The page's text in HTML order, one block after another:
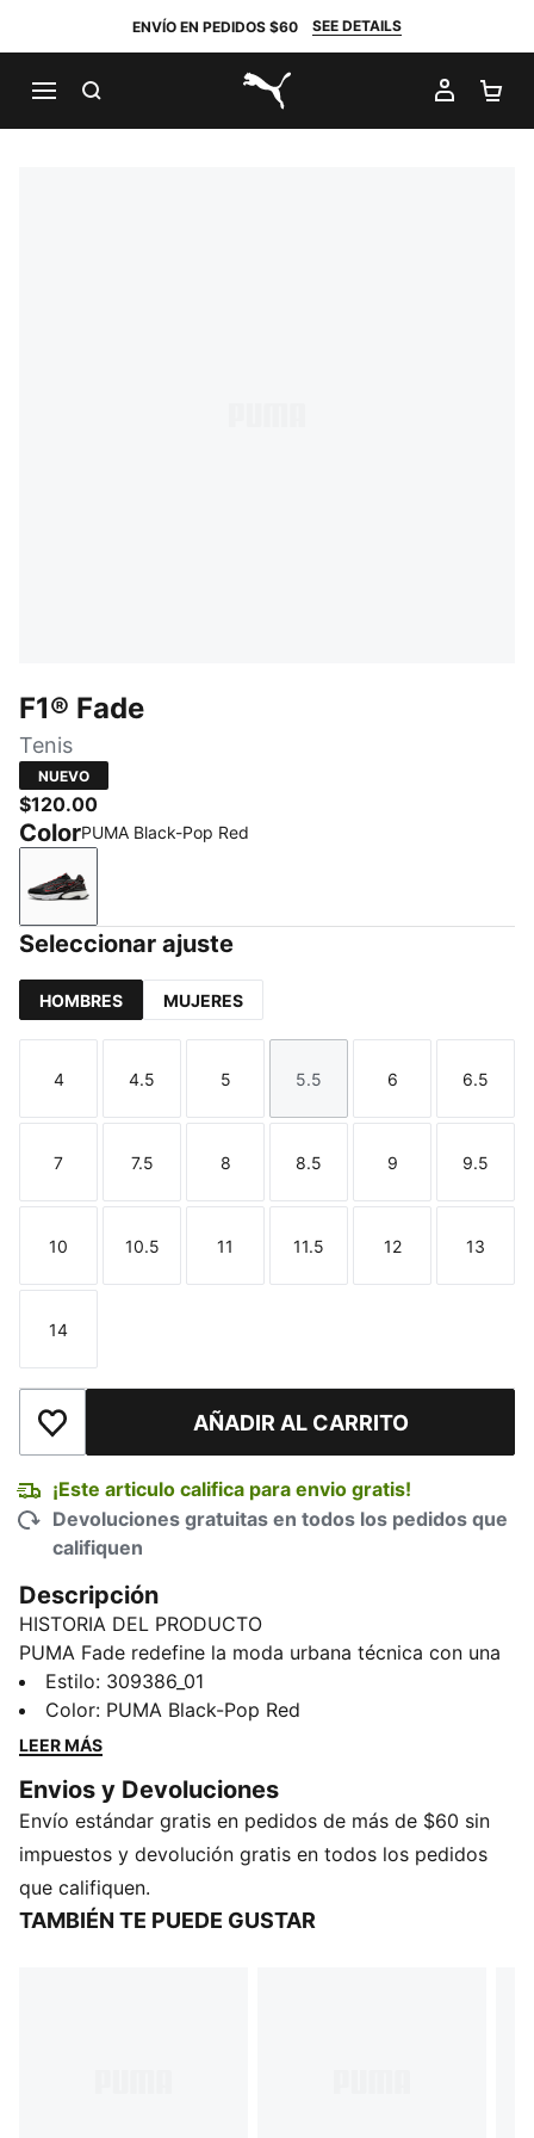
ENVÍO EN PEDIDOS $60 SEE DETAILS
PUMA.com
MI
F1® Fade
Tenis
NUEVO
$120.00
ColorPUMA Black-Pop Red
PUMA Black-Pop Red
Seleccionar ajuste
HOMBRES MUJERES
Talla
4
Talla
4.5
Talla
5
Talla
5.5
Talla
6
Talla
6.5
Talla
7
Talla
7.5
Talla
8
Talla
8.5
Talla
9
Talla
9.5
Talla
10
Talla
10.5
Talla
11
Talla
11.5
Talla
12
Talla
13
Talla
14
Añadir a la lista de deseosAÑADIR AL CARRITO
¡Este articulo califica para envio gratis!
Devoluciones gratuitas en todos los pedidos que
califiquen
Descripción
HISTORIA DEL PRODUCTO
PUMA Fade redefine la moda urbana técnica con una
silueta audaz y esculpida. Estos tenis F1® Fade
capturan la adrenalina de la pista con detalles de
diseño inspirados en las carreras.
Producto diseñado para: Lifestyle by PUMA
Ancho: regular
Cierre: cordones
Tipo de talón: plano
Detalles emblemáticos de la marca F1®
Estilo: 309386_01
Color: PUMA Black-Pop Red
LEER MÁS
Envios y Devoluciones
Envío estándar gratis en pedidos de más de $60 sin
impuestos y devolución gratis en todos los pedidos
que califiquen.
TAMBIÉN TE PUEDE GUSTAR